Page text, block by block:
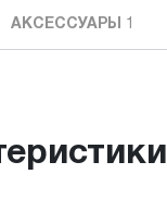
АКСЕССУАРЫ